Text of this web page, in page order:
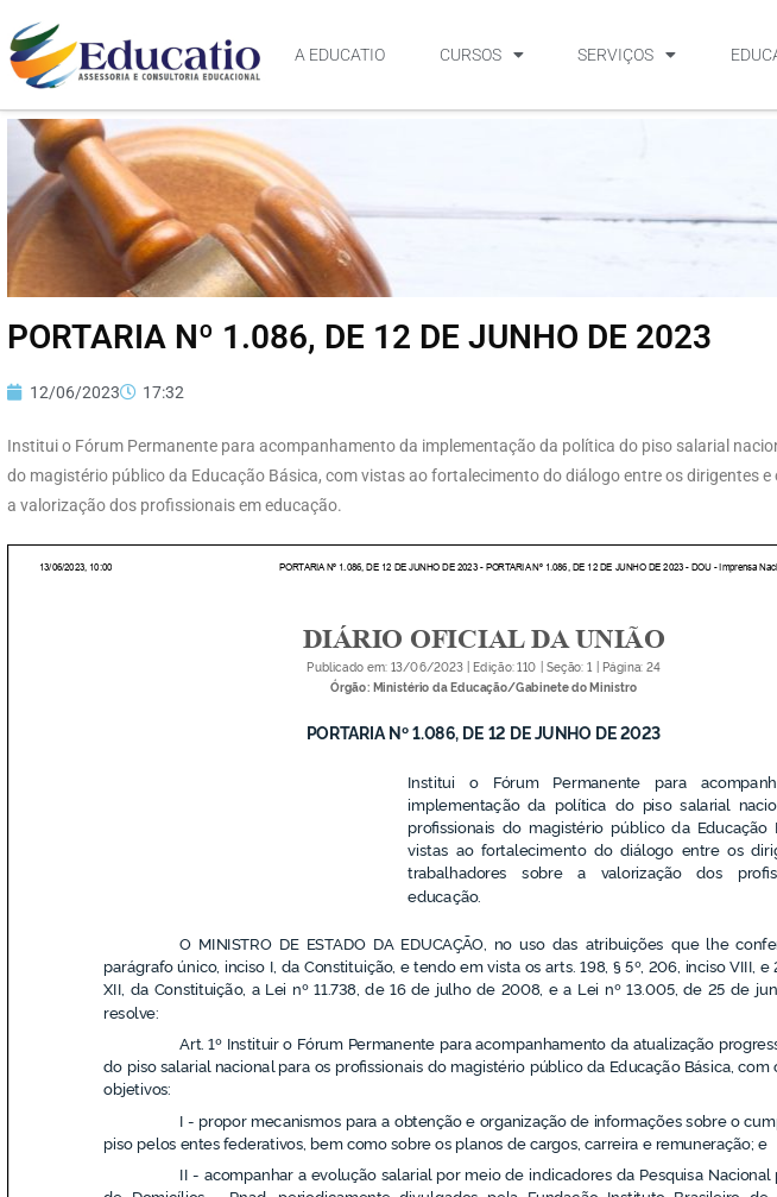
A EDUCATIO CURSOS SERVIÇOS
PORTARIA Nº 1.086, DE 12 DE JUNHO DE 2023
12/06/2023 17:32
Institui o Fórum Permanente para acompanhamento da implementação da política do piso salarial
do magistério público da Educação Básica, com vistas ao fortalecimento do diálogo entre os dirigentes
a valorização dos profissionais em educação.